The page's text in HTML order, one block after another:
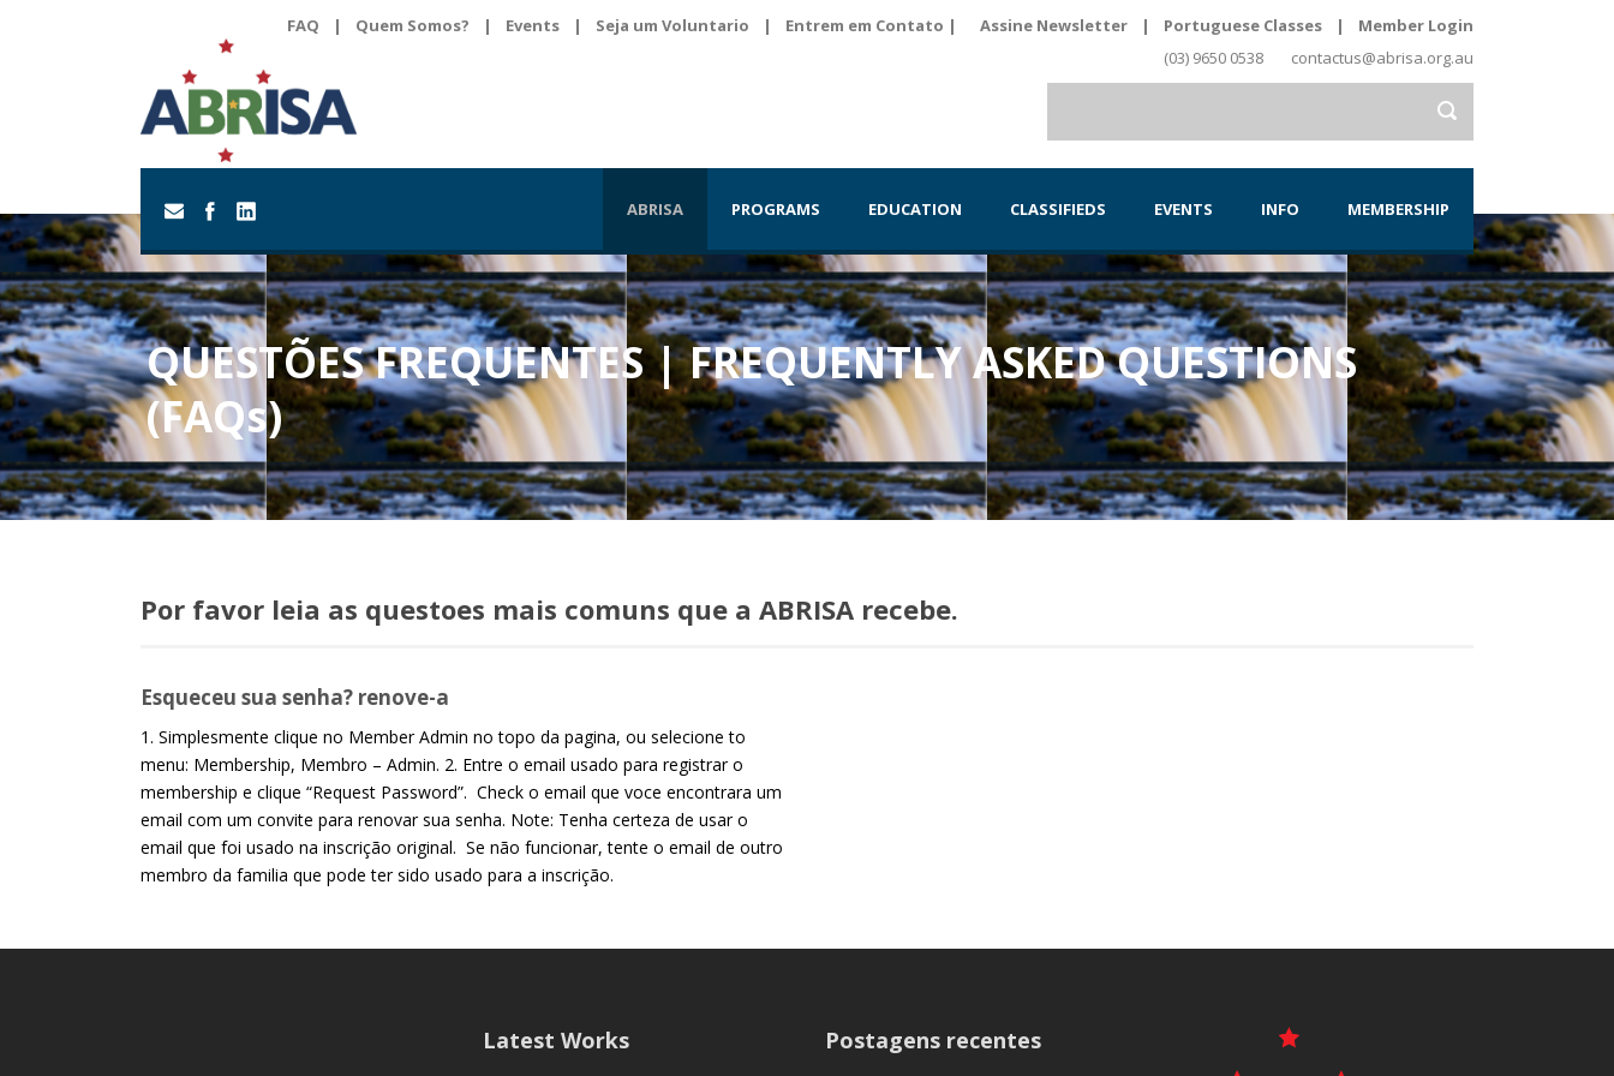
FAQ | Quem Somos? | Events | Seja um Voluntario | Entrem em Contato | Assine Newsletter | Portuguese Classes |
Member Login
(03) 9650 0538
contactus@abrisa.org.au
ABRISA PROGRAMS EDUCATION CLASSIFIEDS EVENTS INFO MEMBERSHIP
QUESTÕES FREQUENTES | FREQUENTLY ASKED QUESTIONS
(FAQs)
Por favor leia as questoes mais comuns que a ABRISA recebe.
Esqueceu sua senha? renove-a
1. Simplesmente clique no Member Admin no topo da pagina, ou selecione to
menu: Membership, Membro – Admin. 2. Entre o email usado para registrar o
membership e clique “Request Password”. Check o email que voce encontrara um
email com um convite para renovar sua senha. Note: Tenha certeza de usar o
email que foi usado na inscrição original. Se não funcionar, tente o email de outro
membro da familia que pode ter sido usado para a inscrição.
Latest Works Postagens recentes